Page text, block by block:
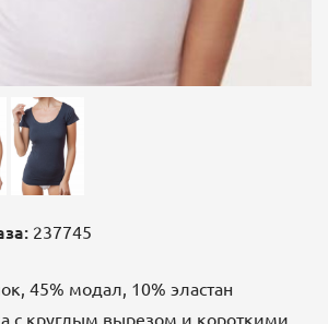
237745
45% модал, 10% эластан
с круглым вырезом и короткими